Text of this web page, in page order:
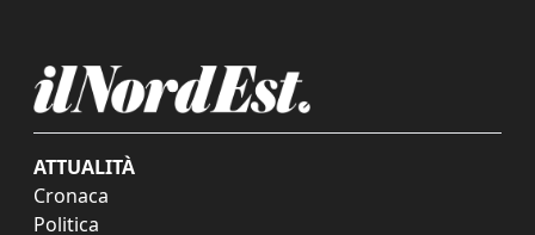
ATTUALITÀ
Cronaca
Politica